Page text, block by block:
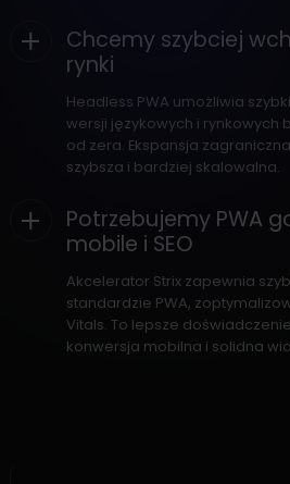
Chcemy szybciej
rynki
Headless PWA umożliwia
wersji językowych i rynkowych
od zera. Ekspansja
szybsza i bardziej skalowalna.
Potrzebujemy PWA
mobile i SEO
Akcelerator Strix zapewnia
standardzie PWA,
Vitals. To lepsze
konwersja mobilna i solidna